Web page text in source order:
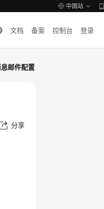
中国站
文档 备案 控制台 登录
邮件配置
分享